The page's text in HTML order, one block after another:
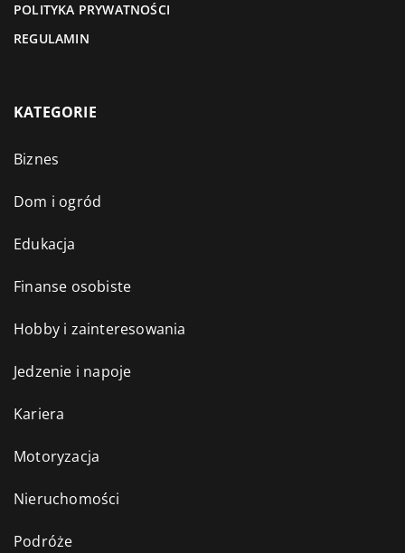
POLITYKA PRYWATNOŚCI
REGULAMIN
KATEGORIE
Biznes
Dom i ogród
Edukacja
Finanse osobiste
Hobby i zainteresowania
Jedzenie i napoje
Kariera
Motoryzacja
Nieruchomości
Podróże